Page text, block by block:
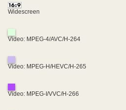
Widescreen
Video: MPEG-4/AVC/H-264
Video: MPEG-H/HEVC/H-265
Video: MPEG-I/VVC/H-266